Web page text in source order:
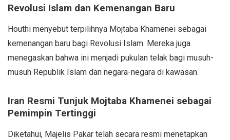
Revolusi Islam dan Kemenangan Baru
Houthi menyebut terpilihnya Mojtaba Khamenei sebagai
kemenangan baru bagi Revolusi Islam. Mereka juga
menegaskan bahwa ini menjadi pukulan telak bagi musuh-
musuh Republik Islam dan negara-negara di kawasan.
Iran Resmi Tunjuk Mojtaba Khamenei sebagai
Pemimpin Tertinggi
Diketahui, Majelis Pakar telah secara resmi menetapkan